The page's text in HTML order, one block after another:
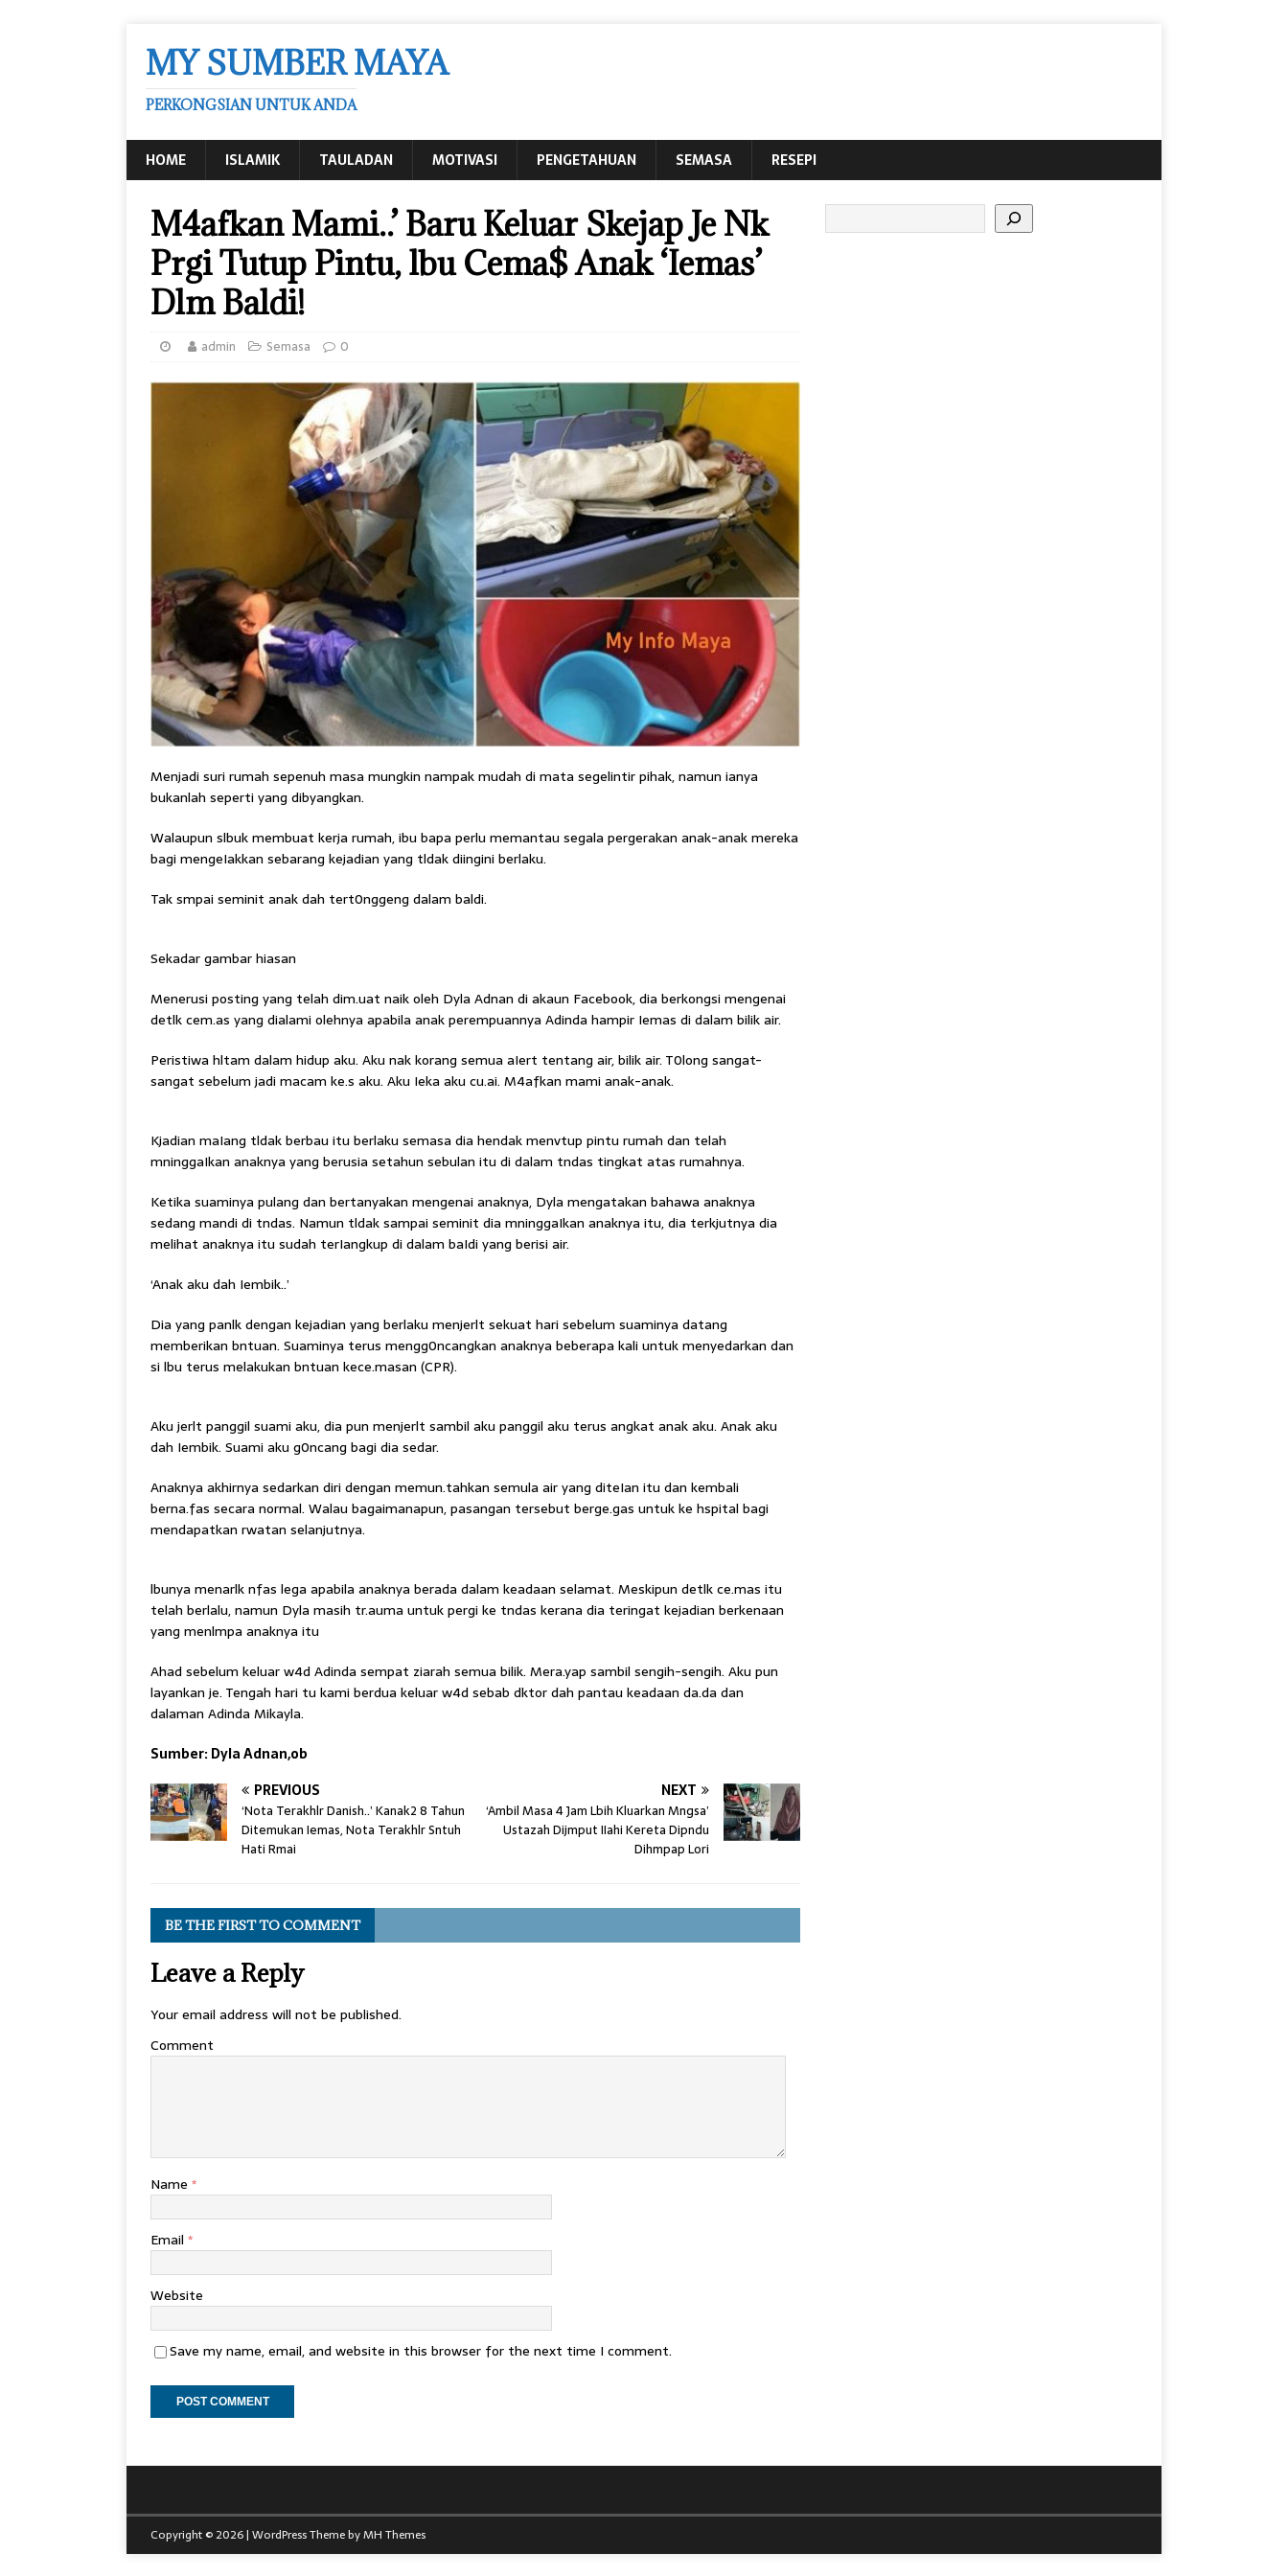
MY SUMBER MAYA
PERKONGSIAN UNTUK ANDA
HOME ISLAMIK TAULADAN MOTIVASI PENGETAHUAN SEMASA RESEPI
M4afkan Mami..’ Baru Keluar Skejap Je Nk
Prgi Tutup Pintu, lbu Cema$ Anak ‘Iemas’
Dlm Baldi!
admin Semasa 0
Menjadi suri rumah sepenuh masa mungkin nampak mudah di mata segelintir pihak, namun ianya
bukanlah seperti yang dibyangkan.
Walaupun slbuk membuat kerja rumah, ibu bapa perlu memantau segala pergerakan anak-anak mereka
bagi mengeIakkan sebarang kejadian yang tldak diingini berlaku.
Tak smpai seminit anak dah tert0nggeng dalam baldi.
Sekadar gambar hiasan
Menerusi posting yang telah dim.uat naik oleh Dyla Adnan di akaun Facebook, dia berkongsi mengenai
detlk cem.as yang dialami olehnya apabila anak perempuannya Adinda hampir Iemas di dalam bilik air.
Peristiwa hltam dalam hidup aku. Aku nak korang semua aIert tentang air, bilik air. T0long sangat-
sangat sebelum jadi macam ke.s aku. Aku Ieka aku cu.ai. M4afkan mami anak-anak.
Kjadian maIang tldak berbau itu berlaku semasa dia hendak menvtup pintu rumah dan telah
mninggaIkan anaknya yang berusia setahun sebulan itu di dalam tndas tingkat atas rumahnya.
Ketika suaminya pulang dan bertanyakan mengenai anaknya, Dyla mengatakan bahawa anaknya
sedang mandi di tndas. Namun tldak sampai seminit dia mninggaIkan anaknya itu, dia terkjutnya dia
melihat anaknya itu sudah terIangkup di dalam baIdi yang berisi air.
‘Anak aku dah Iembik..’
Dia yang panlk dengan kejadian yang berlaku menjerlt sekuat hari sebelum suaminya datang
memberikan bntuan. Suaminya terus mengg0ncangkan anaknya beberapa kali untuk menyedarkan dan
si lbu terus melakukan bntuan kece.masan (CPR).
Aku jerlt panggil suami aku, dia pun menjerlt sambil aku panggil aku terus angkat anak aku. Anak aku
dah Iembik. Suami aku g0ncang bagi dia sedar.
Anaknya akhirnya sedarkan diri dengan memun.tahkan semula air yang diteIan itu dan kembali
berna.fas secara normal. Walau bagaimanapun, pasangan tersebut berge.gas untuk ke hspital bagi
mendapatkan rwatan selanjutnya.
lbunya menarlk nfas lega apabila anaknya berada dalam keadaan selamat. Meskipun detlk ce.mas itu
telah berlalu, namun Dyla masih tr.auma untuk pergi ke tndas kerana dia teringat kejadian berkenaan
yang menlmpa anaknya itu
Ahad sebelum keluar w4d Adinda sempat ziarah semua bilik. Mera.yap sambil sengih-sengih. Aku pun
layankan je. Tengah hari tu kami berdua keluar w4d sebab dktor dah pantau keadaan da.da dan
dalaman Adinda Mikayla.
Sumber: Dyla Adnan,ob
PREVIOUS
‘Nota Terakhlr Danish..’ Kanak2 8 Tahun
Ditemukan Iemas, Nota Terakhlr Sntuh
Hati Rmai
NEXT
‘Ambil Masa 4 Jam Lbih Kluarkan Mngsa’
Ustazah Dijmput IIahi Kereta Dipndu
Dihmpap Lori
BE THE FIRST TO COMMENT
Leave a Reply
Your email address will not be published.
Comment
Name *
Email *
Website
Save my name, email, and website in this browser for the next time I comment.
Copyright © 2026 | WordPress Theme byMH Themes